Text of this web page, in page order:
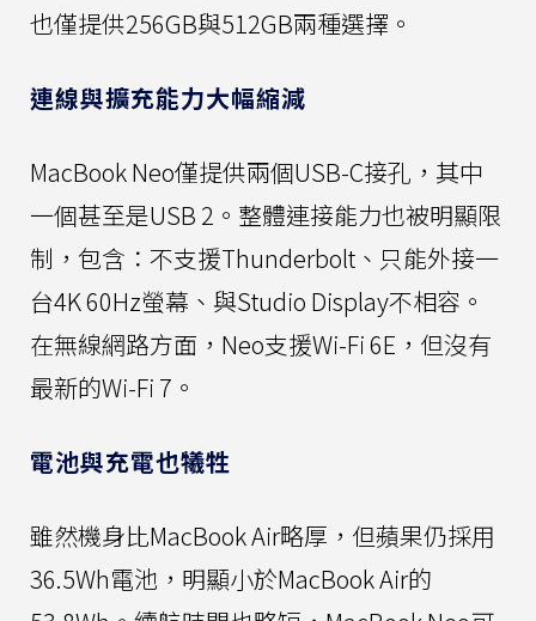
也僅提供256GB與512GB兩種選擇。
連線與擴充能力大幅縮減
MacBook Neo僅提供兩個USB-C接孔，其中
一個甚至是USB 2。整體連接能力也被明顯限
制，包含：不支援Thunderbolt、只能外接一
台4K 60Hz螢幕、與Studio Display不相容。
在無線網路方面，Neo支援Wi-Fi 6E，但沒有
最新的Wi-Fi 7。
電池與充電也犧牲
雖然機身比MacBook Air略厚，但蘋果仍採用
36.5Wh電池，明顯小於MacBook Air的